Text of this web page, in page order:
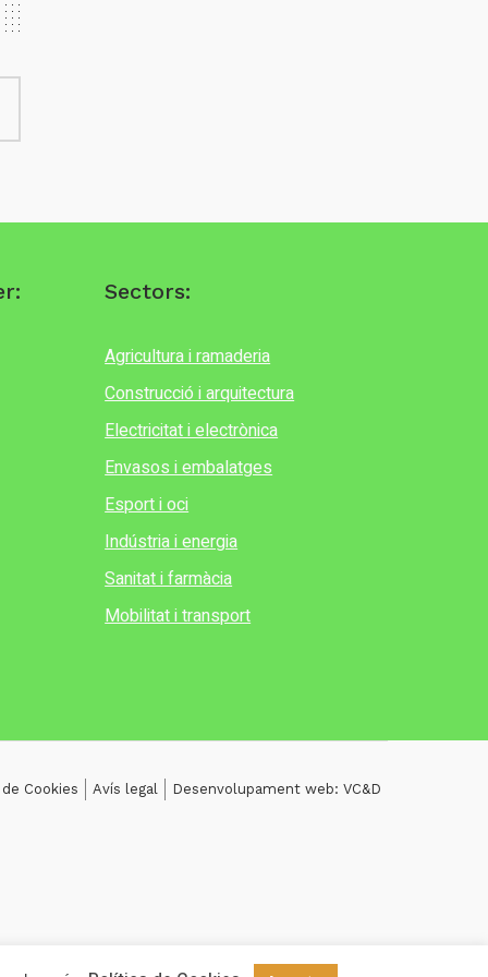
Sectors:
Agricultura i ramaderia
Construcció i arquitectura
Electricitat i electrònica
Envasos i embalatges
Esport i oci
Indústria i energia
Sanitat i farmàcia
Mobilitat i transport
Cookies Avís legal Desenvolupament web: VC&D